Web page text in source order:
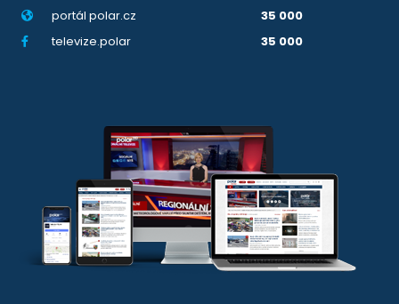
portál polar.cz
35 000
televize.polar
35 000